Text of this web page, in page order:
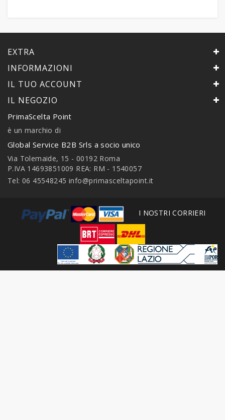
EXTRA
INFORMAZIONI
IL TUO ACCOUNT
IL NEGOZIO
PrimaScelta Point
è un marchio di
Global Service B2B Srls a socio unico
Via Tolemaide, 15 - 00192 Roma
P.IVA 14693851009 REA: RM - 1540057
Tel: 06 45548245 info@primasceltapoint.it
I NOSTRI CORRIERI